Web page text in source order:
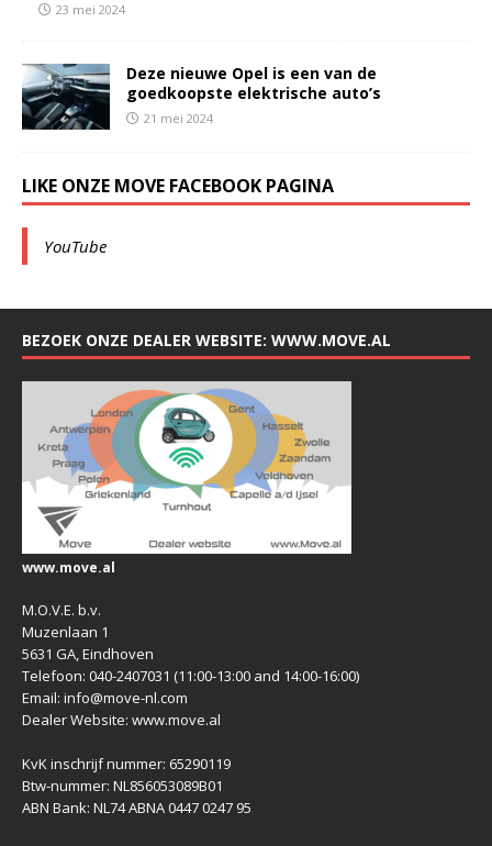
23 mei 2024
Deze nieuwe Opel is een van de
goedkoopste elektrische auto’s
21 mei 2024
LIKE ONZE MOVE FACEBOOK PAGINA
YouTube
BEZOEK ONZE DEALER WEBSITE: WWW.MOVE.AL
www.move.al
M.O.V.E. b.v.
Muzenlaan 1
5631 GA, Eindhoven
Telefoon: 040-2407031 (11:00-13:00 and 14:00-16:00)
Email: info@move-nl.com
Dealer Website: www.move.al
KvK inschrijf nummer: 65290119
Btw-nummer: NL856053089B01
ABN Bank: NL74 ABNA 0447 0247 95